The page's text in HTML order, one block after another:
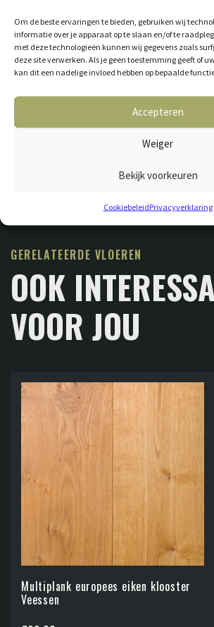
Om de beste ervaringen te bieden, gebruiken wij
informatie over je apparaat op te slaan en/of te
met deze technologieën kunnen wij gegevens zoals
deze site verwerken. Als je geen toestemming geeft of
kan dit een nadelige invloed hebben op bepaalde
Accepteren
Weiger
Bekijk voorkeuren
CookiebeleidPrivacyverklaring
GERELATEERDE VLOEREN
OOK
VOOR JOU
Multiplank europees eiken klooster
Veessen